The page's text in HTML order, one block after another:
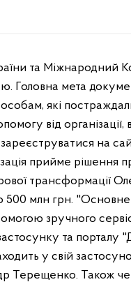
та Міжнародний
Головна мета
які
від організації,
на
прийме рішення
трансформації
500 млн грн. "Основне
зручного
та порталу
у свій
Терещенко. Також